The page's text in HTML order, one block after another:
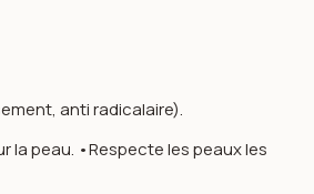
anti radicalaire).
peau. •Respecte les peaux les